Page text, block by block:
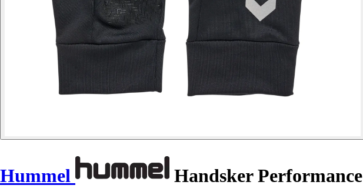
Hummel Handsker Performance